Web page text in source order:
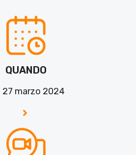
QUANDO
27 marzo 2024